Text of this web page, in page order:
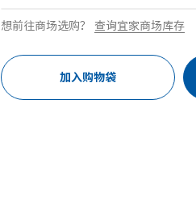
想前往商场选购？ 查询宜家商场库存
加入购物袋